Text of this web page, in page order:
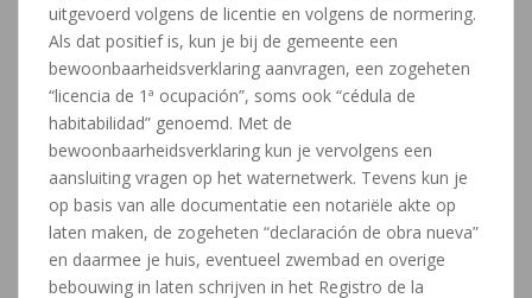
uitgevoerd volgens de licentie en volgens de normering.
Als dat positief is, kun je bij de gemeente een
bewoonbaarheidsverklaring aanvragen, een zogeheten
“licencia de 1ª ocupación”, soms ook “cédula de
habitabilidad” genoemd. Met de
bewoonbaarheidsverklaring kun je vervolgens een
aansluiting vragen op het waternetwerk. Tevens kun je
op basis van alle documentatie een notariële akte op
laten maken, de zogeheten “declaración de obra nueva”
en daarmee je huis, eventueel zwembad en overige
bebouwing in laten schrijven in het Registro de la